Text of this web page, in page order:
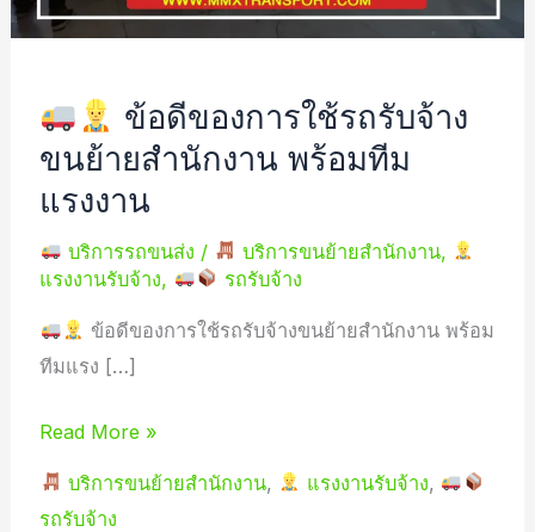
ข้อดีของการใช้รถรับจ้าง
ขนย้ายสำนักงาน พร้อมทีม
แรงงาน
บริการรถขนส่ง / บริการขนย้ายสำนักงาน,
แรงงานรับจ้าง, รถรับจ้าง
ข้อดีของการใช้รถรับจ้างขนย้ายสำนักงาน พร้อม
ทีมแรง […]
รับจ้าง
ย้าย
สำนักงาน
ทีม
แรงงาน
Read More »
บริการขนย้ายสำนักงาน, แรงงานรับจ้าง,
รถรับจ้าง